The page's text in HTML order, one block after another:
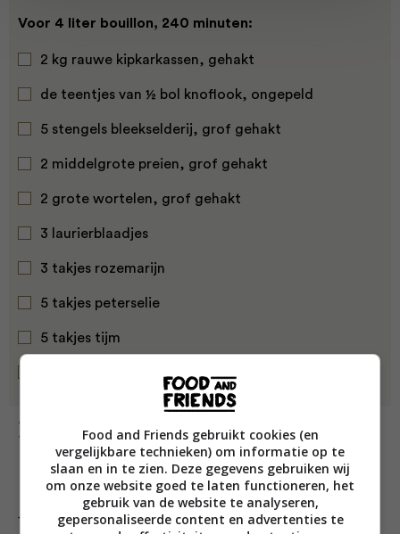
Voor 4 liter bouillon, 240 minuten:
2 kg rauwe kipkarkassen, gehakt
de teentjes van ½ bol knoflook, ongepeld
5 stengels bleekselderij, grof gehakt
2 middelgrote preien, grof gehakt
2 grote wortelen, grof gehakt
3 laurierblaadjes
3 takjes rozemarijn
5 takjes peterselie
5 takjes tijm
Bereiding
1. Leg de kipkarkassen, de knoflook, de groenten, alle
Food and Friends gebruikt cookies (en
vergelijkbare technieken) om informatie op te
slaan en in te zien. Deze gegevens gebruiken wij
om onze website goed te laten functioneren, het
gebruik van de website te analyseren,
gepersonaliseerde content en advertenties te